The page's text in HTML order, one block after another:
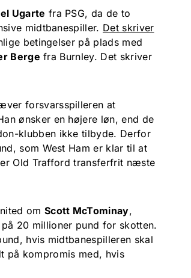
Ugarte fra PSG, da de to
midtbanespiller. Det skriver
betingelser på plads med
Berge fra Burnley. Det skriver
forsvarsspilleren at
ønsker en højere løn, end de
klubben ikke tilbyde. Derfor
som West Ham er klar til at
Old Trafford transferfrit næste
om Scott McTominay,
20 millioner pund for skotten.
hvis midtbanespilleren skal
på kompromis med, hvis